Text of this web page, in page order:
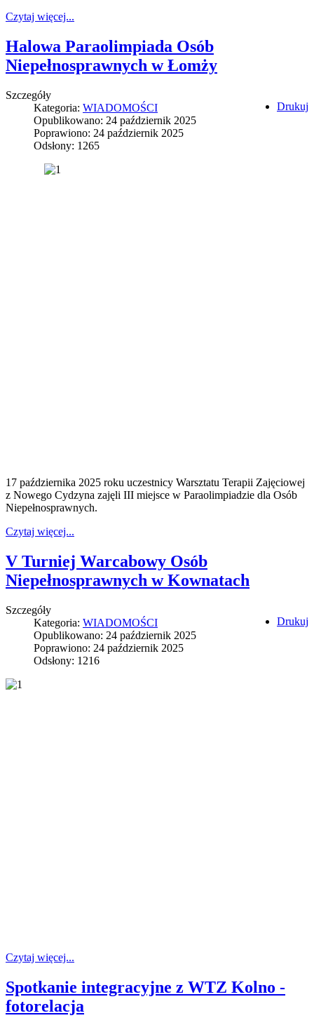
Czytaj więcej...
Halowa Paraolimpiada Osób
Niepełnosprawnych w Łomży
Drukuj
Szczegóły
Kategoria: WIADOMOŚCI
Opublikowano: 24 październik 2025
Poprawiono: 24 październik 2025
Odsłony: 1265
17 października 2025 roku uczestnicy Warsztatu Terapii Zajęciowej
z Nowego Cydzyna zajęli III miejsce w Paraolimpiadzie dla Osób
Niepełnosprawnych.
Czytaj więcej...
V Turniej Warcabowy Osób
Niepełnosprawnych w Kownatach
Drukuj
Szczegóły
Kategoria: WIADOMOŚCI
Opublikowano: 24 październik 2025
Poprawiono: 24 październik 2025
Odsłony: 1216
Czytaj więcej...
Spotkanie integracyjne z WTZ Kolno -
fotorelacja